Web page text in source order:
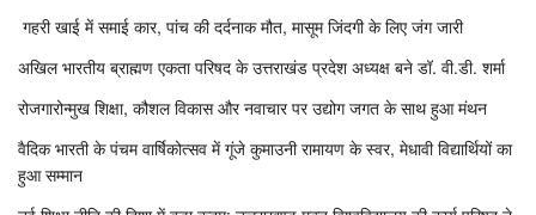
गहरी खाई में समाई कार, पांच की दर्दनाक मौत, मासूम जिंदगी के लिए जंग जारी
अखिल भारतीय ब्राह्मण एकता परिषद के उत्तराखंड प्रदेश अध्यक्ष बने डॉ. वी.डी. शर्मा
रोजगारोन्मुख शिक्षा, कौशल विकास और नवाचार पर उद्योग जगत के साथ हुआ मंथन
वैदिक भारती के पंचम वार्षिकोत्सव में गूंजे कुमाउनी रामायण के स्वर, मेधावी विद्यार्थियों का
हुआ सम्मान